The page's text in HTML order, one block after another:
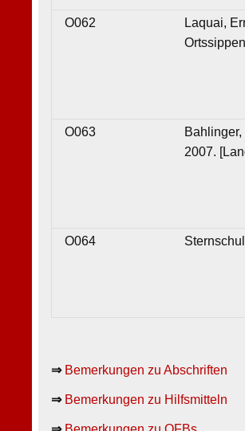
O062
Laquai,
O063
2007.
O064
⇒ Bemerkungen zu Abschriften
⇒ Bemerkungen zu Hilfsmitteln